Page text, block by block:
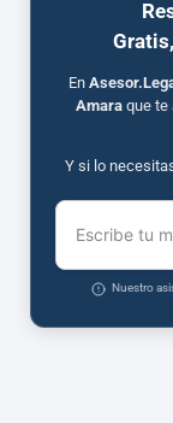
En
Amaraque te
Y si lo
Escribe tu
Nuestro